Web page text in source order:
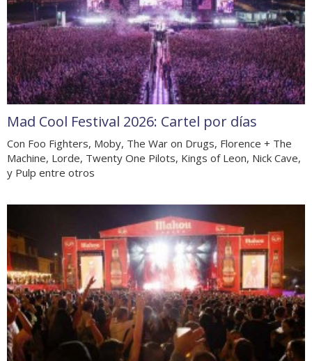
Mad Cool Festival 2026: Cartel por días
Con Foo Fighters, Moby, The War on Drugs, Florence + The
Machine, Lorde, Twenty One Pilots, Kings of Leon, Nick Cave,
y Pulp entre otros